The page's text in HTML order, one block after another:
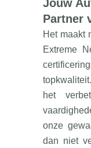
Jouw
Partner
Het maakt
Extreme
het
onze
dan niet